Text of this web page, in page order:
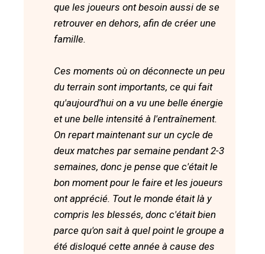
que les joueurs ont besoin aussi de se
retrouver en dehors, afin de créer une
famille.
Ces moments où on déconnecte un peu
du terrain sont importants, ce qui fait
qu'aujourd'hui on a vu une belle énergie
et une belle intensité à l'entraînement.
On repart maintenant sur un cycle de
deux matches par semaine pendant 2-3
semaines, donc je pense que c'était le
bon moment pour le faire et les joueurs
ont apprécié. Tout le monde était là y
compris les blessés, donc c'était bien
parce qu'on sait à quel point le groupe a
été disloqué cette année à cause des